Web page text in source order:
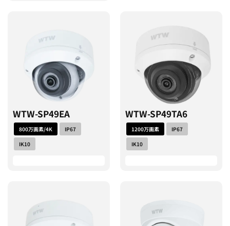
WTW-SP49EA
800万画素/4K
IP67
IK10
WTW-SP49TA6
1200万画素
IP67
IK10